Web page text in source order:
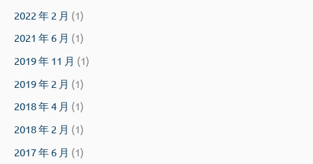
2022 年 2 月 (1)
2021 年 6 月 (1)
2019 年 11 月 (1)
2019 年 2 月 (1)
2018 年 4 月 (1)
2018 年 2 月 (1)
2017 年 6 月 (1)